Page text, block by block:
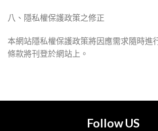
八、隱私權保護政策之修正
本網站隱私權保護政策將因應需求隨時進
條款將刊登於網站上。
Follow US